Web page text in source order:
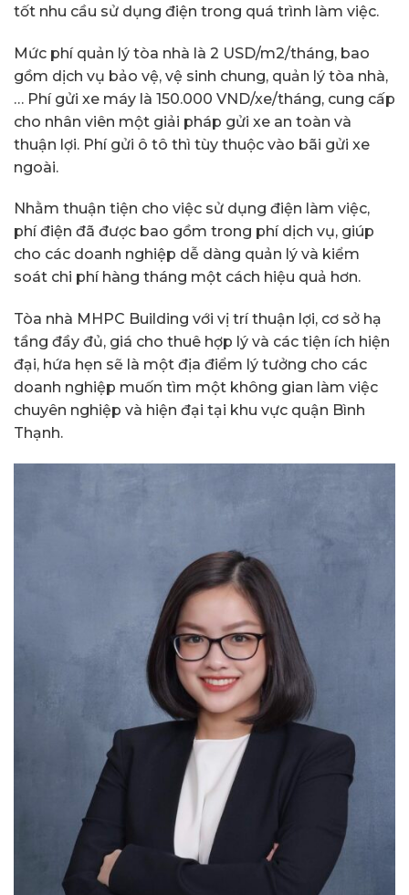
tốt nhu cầu sử dụng điện trong quá trình làm việc.
Mức phí quản lý tòa nhà là 2 USD/m2/tháng, bao
gồm dịch vụ bảo vệ, vệ sinh chung, quản lý tòa nhà,
… Phí gửi xe máy là 150.000 VND/xe/tháng, cung cấp
cho nhân viên một giải pháp gửi xe an toàn và
thuận lợi. Phí gửi ô tô thì tùy thuộc vào bãi gửi xe
ngoài.
Nhằm thuận tiện cho việc sử dụng điện làm việc,
phí điện đã được bao gồm trong phí dịch vụ, giúp
cho các doanh nghiệp dễ dàng quản lý và kiểm
soát chi phí hàng tháng một cách hiệu quả hơn.
Tòa nhà MHPC Building với vị trí thuận lợi, cơ sở hạ
tầng đầy đủ, giá cho thuê hợp lý và các tiện ích hiện
đại, hứa hẹn sẽ là một địa điểm lý tưởng cho các
doanh nghiệp muốn tìm một không gian làm việc
chuyên nghiệp và hiện đại tại khu vực quận Bình
Thạnh.